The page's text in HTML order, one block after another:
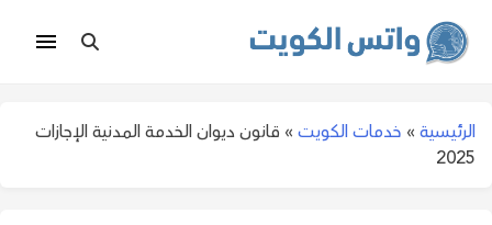
الرئيسية » خدمات الكويت » قانون ديوان الخدمة المدنية الإجازات
2025